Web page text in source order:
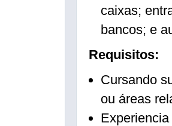
caixas;
bancos; e
Requisitos:
Cursando
ou áreas